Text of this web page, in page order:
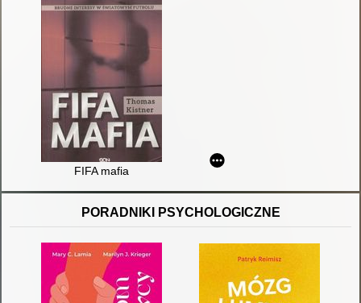
FIFA mafia
PORADNIKI PSYCHOLOGICZNE